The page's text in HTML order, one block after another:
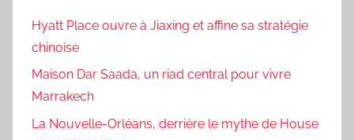
Hyatt Place ouvre à Jiaxing et affine sa stratégie
chinoise
Maison Dar Saada, un riad central pour vivre
Marrakech
La Nouvelle-Orléans, derrière le mythe de House